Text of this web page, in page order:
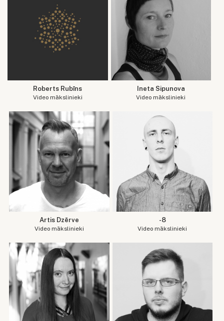
Roberts Rubīns
Video mākslinieki
Ineta Sipunova
Video mākslinieki
Artis Dzērve
Video mākslinieki
-8
Video mākslinieki